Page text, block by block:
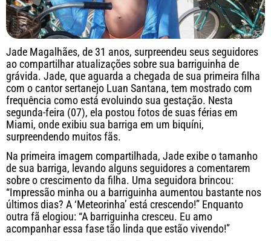
Jade Magalhães, de 31 anos, surpreendeu seus seguidores
ao compartilhar atualizações sobre sua barriguinha de
grávida. Jade, que aguarda a chegada de sua primeira filha
com o cantor sertanejo Luan Santana, tem mostrado com
frequência como está evoluindo sua gestação. Nesta
segunda-feira (07), ela postou fotos de suas férias em
Miami, onde exibiu sua barriga em um biquíni,
surpreendendo muitos fãs.
Na primeira imagem compartilhada, Jade exibe o tamanho
de sua barriga, levando alguns seguidores a comentarem
sobre o crescimento da filha. Uma seguidora brincou:
“Impressão minha ou a barriguinha aumentou bastante nos
últimos dias? A ‘Meteorinha’ está crescendo!” Enquanto
outra fã elogiou: “A barriguinha cresceu. Eu amo
acompanhar essa fase tão linda que estão vivendo!”